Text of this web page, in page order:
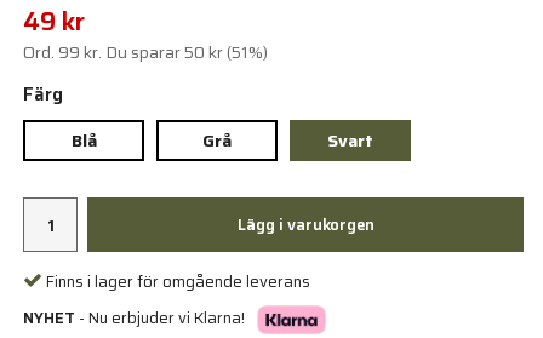
49 kr
Ord. 99 kr. Du sparar50 kr(51%)
Färg
Blå Grå Svart
Lägg i varukorgen
Finns i lager för omgående leverans
NYHET - Nu erbjuder vi Klarna!